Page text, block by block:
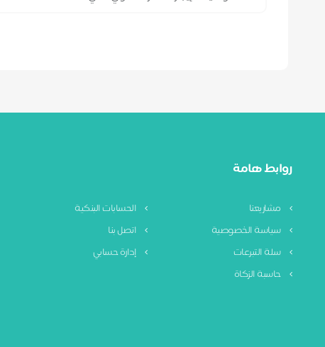
روابط هامة
مشاريعنا
الحسابات البنكية
سياسة الخصوصية
اتصل بنا
سلة التبرعات
إدارة حسابي
حاسبة الزكاة